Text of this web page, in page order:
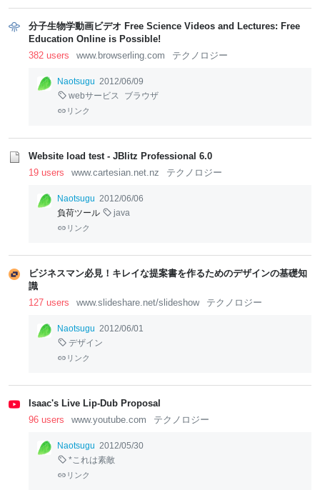
分子生物学動画ビデオ Free Science Videos and Lectures: Free
Education Online is Possible!
382 users
www.browserling.com テクノロジー
Naotsugu 2012/06/09
webサービス
ブラウザ
リンク
Website load test - JBlitz Professional 6.0
19 users
www.cartesian.net.nz テクノロジー
Naotsugu 2012/06/06
負荷ツール
java
リンク
ビジネスマン必見！キレイな提案書を作るためのデザインの基礎知
識
127 users
www.slideshare.net/slideshow テクノロジー
Naotsugu 2012/06/01
デザイン
リンク
Isaac's Live Lip-Dub Proposal
96 users
www.youtube.com テクノロジー
Naotsugu 2012/05/30
*これは素敵
リンク